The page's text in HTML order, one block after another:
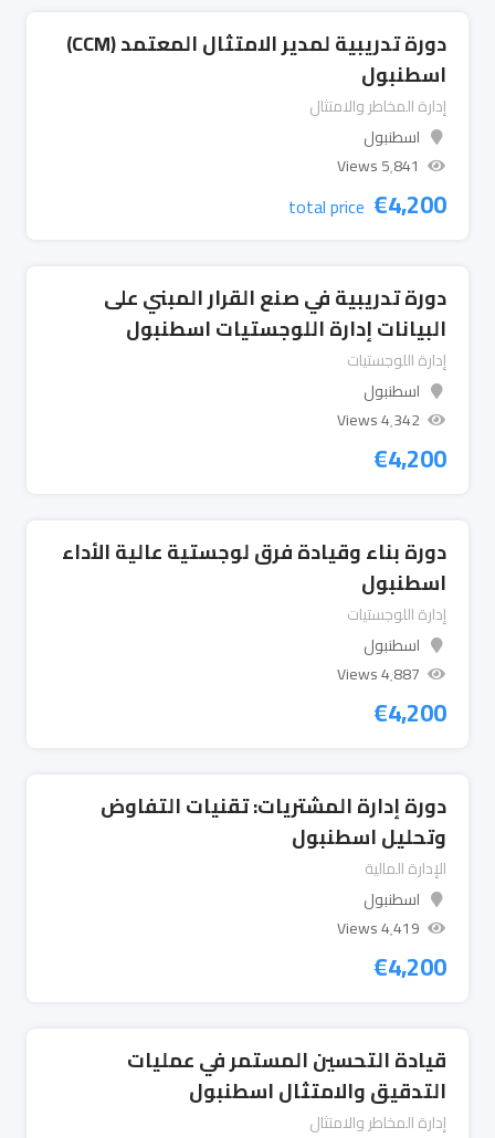
دورة تدريبية لمدير الامتثال المعتمد (CCM)
اسطنبول
إدارة المخاطر والامتثال
اسطنبول
5٬841 Views
€4,200
total price
دورة تدريبية في صنع القرار المبني على
البيانات إدارة اللوجستيات اسطنبول
إدارة اللوجستيات
اسطنبول
4٬342 Views
€4,200
دورة بناء وقيادة فرق لوجستية عالية الأداء
اسطنبول
إدارة اللوجستيات
اسطنبول
4٬887 Views
€4,200
دورة إدارة المشتريات: تقنيات التفاوض
وتحليل اسطنبول
الإدارة المالية
اسطنبول
4٬419 Views
€4,200
قيادة التحسين المستمر في عمليات
التدقيق والامتثال اسطنبول
إدارة المخاطر والامتثال